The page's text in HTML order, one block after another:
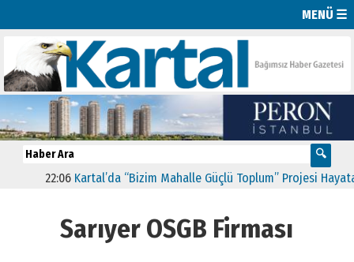
MENÜ ☰
Kartal’da “Bizim Mahalle Güçlü Toplum” Projesi Hayata
Sarıyer OSGB Firması